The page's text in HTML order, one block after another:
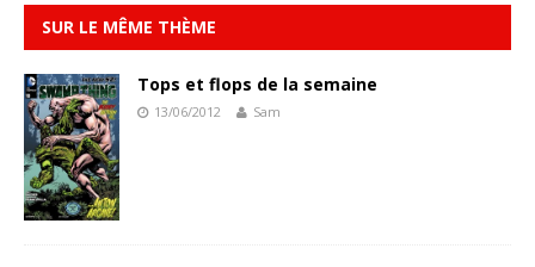
SUR LE MÊME THÈME
Tops et flops de la semaine
13/06/2012 Sam